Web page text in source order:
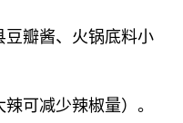
瓣酱、火锅底料小
可减少辣椒量）。